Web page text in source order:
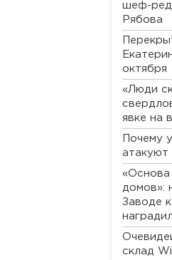
шеф-
Рябова
октября
«Люди
явке на
Почему
«Основа
домов»:
Заводе
склад